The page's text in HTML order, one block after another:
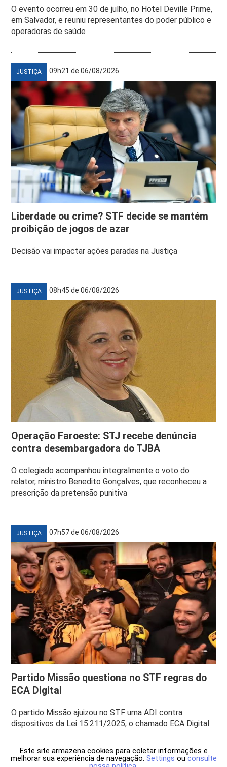
O evento ocorreu em 30 de julho, no Hotel Deville Prime,
em Salvador, e reuniu representantes do poder público e
operadoras de saúde
JUSTIÇA 09h21 de 06/08/2026
Liberdade ou crime? STF decide se mantém
proibição de jogos de azar
Decisão vai impactar ações paradas na Justiça
JUSTIÇA 08h45 de 06/08/2026
Operação Faroeste: STJ recebe denúncia
contra desembargadora do TJBA
O colegiado acompanhou integralmente o voto do
relator, ministro Benedito Gonçalves, que reconheceu a
prescrição da pretensão punitiva
JUSTIÇA 07h57 de 06/08/2026
Partido Missão questiona no STF regras do
ECA Digital
O partido Missão ajuizou no STF uma ADI contra
dispositivos da Lei 15.211/2025, o chamado ECA Digital
Este site armazena cookies para coletar informações e
melhorar sua experiência de navegação. Settings ou consulte